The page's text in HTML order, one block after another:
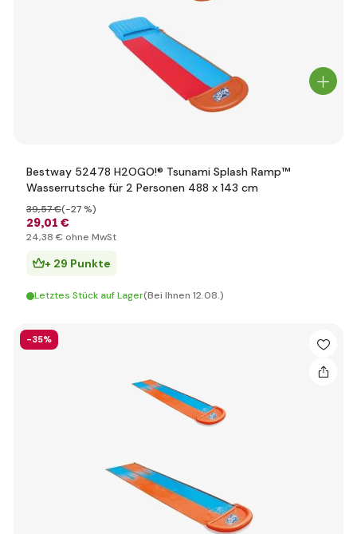
Bestway 52478 H2OGO!® Tsunami Splash Ramp™
Wasserrutsche für 2 Personen 488 x 143 cm
29,01 €
39,57 €(-27 %)
24,38 € ohne MwSt
+ 29 Punkte
Letztes Stück auf Lager(Bei Ihnen 12.08.)
-35%